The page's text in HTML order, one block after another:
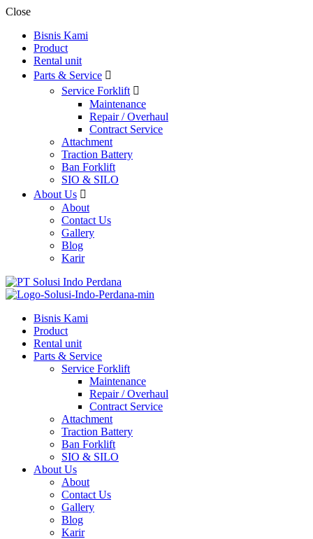
Close
Bisnis Kami
Product
Rental unit
Parts & Service
Service Forklift
Maintenance
Repair / Overhaul
Contract Service
Attachment
Traction Battery
Ban Forklift
SIO & SILO
About Us
About
Contact Us
Gallery
Blog
Karir
Bisnis Kami
Product
Rental unit
Parts & Service
Service Forklift
Maintenance
Repair / Overhaul
Contract Service
Attachment
Traction Battery
Ban Forklift
SIO & SILO
About Us
About
Contact Us
Gallery
Blog
Karir